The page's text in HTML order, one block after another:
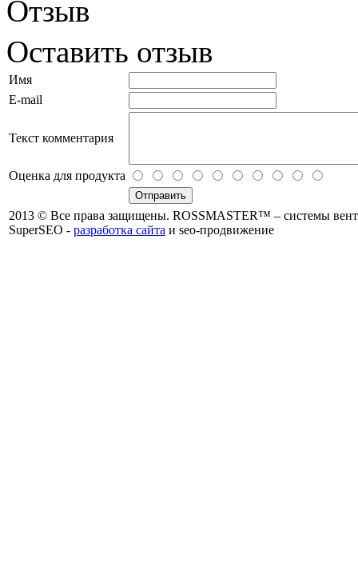
Отзыв
Оставить отзыв
Имя
E-mail
Текст комментария
Оценка для продукта
2013 © Все права защищены. ROSSMASTER™ – системы
SuperSEO - разработка сайта и seo-продвижение